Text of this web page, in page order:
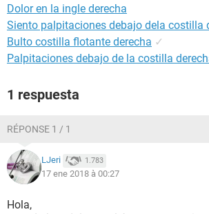
Dolor en la ingle derecha
Siento palpitaciones debajo dela costilla
Bulto costilla flotante derecha ✓
Palpitaciones debajo de la costilla
1 respuesta
RÉPONSE 1 / 1
LJeri 1.783
17 ene 2018 à 00:27
Hola,